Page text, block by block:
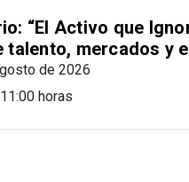
“El Activo que
talento, mercados y
de 2026
horas